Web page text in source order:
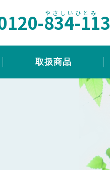
834-113
取扱商品